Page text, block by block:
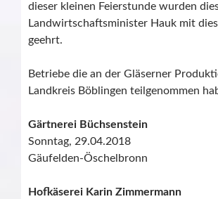
dieser kleinen Feierstunde wurden
Landwirtschaftsminister Hauk mit
geehrt.
Betriebe die an der Gläserner
Landkreis Böblingen teilgenommen
Gärtnerei Büchsenstein
Sonntag, 29.04.2018
Gäufelden-Öschelbronn
Hofkäserei Karin Zimmermann